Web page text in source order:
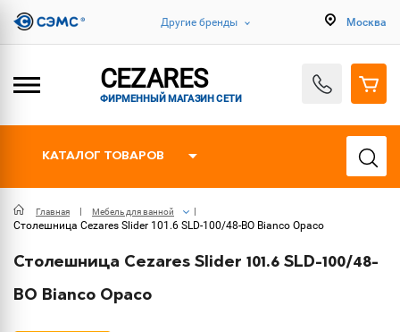
Другие бренды Москва
CEZARES
ФИРМЕННЫЙ МАГАЗИН СЕТИ
КАТАЛОГ ТОВАРОВ
Главная Мебель для ванной
Столешница Cezares Slider 101.6 SLD-100/48-BO Bianco Opaco
Столешница Cezares Slider 101.6 SLD-100/48-
BO Bianco Opaco